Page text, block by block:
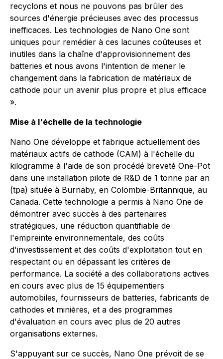
recyclons et nous ne pouvons pas brûler des
sources d'énergie précieuses avec des processus
inefficaces. Les technologies de Nano One sont
uniques pour remédier à ces lacunes coûteuses et
inutiles dans la chaîne d'approvisionnement des
batteries et nous avons l'intention de mener le
changement dans la fabrication de matériaux de
cathode pour un avenir plus propre et plus efficace
».
Mise à l'échelle de la technologie
Nano One développe et fabrique actuellement des
matériaux actifs de cathode (CAM) à l'échelle du
kilogramme à l'aide de son procédé breveté One-Pot
dans une installation pilote de R&D de 1 tonne par an
(tpa) située à Burnaby, en Colombie-Britannique, au
Canada. Cette technologie a permis à Nano One de
démontrer avec succès à des partenaires
stratégiques, une réduction quantifiable de
l'empreinte environnementale, des coûts
d'investissement et des coûts d'exploitation tout en
respectant ou en dépassant les critères de
performance. La société a des collaborations actives
en cours avec plus de 15 équipementiers
automobiles, fournisseurs de batteries, fabricants de
cathodes et minières, et a des programmes
d'évaluation en cours avec plus de 20 autres
organisations externes.
S'appuyant sur ce succès, Nano One prévoit de se